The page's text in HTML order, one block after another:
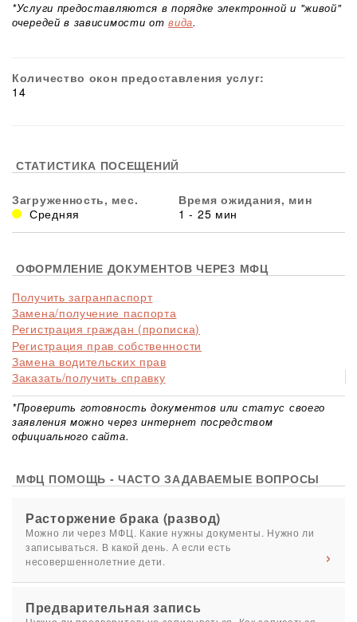
*Услуги предоставляются в порядке электронной и "живой"
очередей в зависимости отвида.
Количество окон предоставления услуг:
14
СТАТИСТИКА ПОСЕЩЕНИЙ
Загруженность, мес.
Средняя
Время ожидания, мин
1 - 25 мин
ОФОРМЛЕНИЕ ДОКУМЕНТОВ ЧЕРЕЗ МФЦ
Получить загранпаспорт
Замена/получение паспорта
Регистрация граждан (прописка)
Регистрация прав собственности
Замена водительских прав
Заказать/получить справку
*Проверить готовность документов или статус своего
заявления можно через интернет посредством
официального сайта.
МФЦ ПОМОЩЬ - ЧАСТО ЗАДАВАЕМЫЕ ВОПРОСЫ
Расторжение брака (развод)
Можно ли через МФЦ. Какие нужны документы. Нужно ли
записываться. В какой день. А если есть
несовершеннолетние дети.
Предварительная запись